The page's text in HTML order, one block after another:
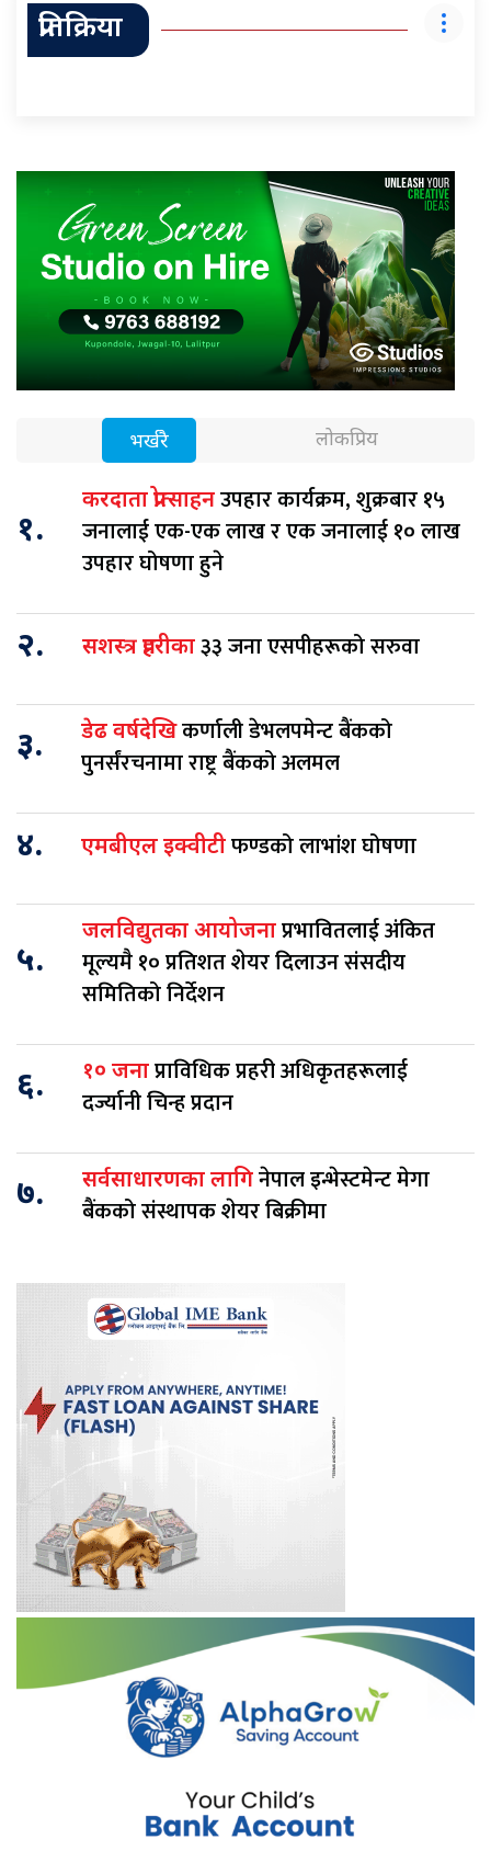
प्रतिक्रिया
भर्खरै लोकप्रिय
१.
करदाता प्रोत्साहनउपहार कार्यक्रम, शुक्रबार १५
जनालाई एक-एक लाख र एक जनालाई १० लाख
उपहार घोषणा हुने
२. सशस्त्र प्रहरीका३३ जना एसपीहरूको सरुवा
३. डेढ वर्षदेखिकर्णाली डेभलपमेन्ट बैंकको
पुनर्संरचनामा राष्ट्र बैंकको अलमल
४. एमबीएल इक्वीटीफण्डको लाभांश घोषणा
५.
जलविद्युतका आयोजनाप्रभावितलाई अंकित
मूल्यमै १० प्रतिशत शेयर दिलाउन संसदीय
समितिको निर्देशन
६. १० जनाप्राविधिक प्रहरी अधिकृतहरूलाई
दर्ज्यानी चिन्ह प्रदान
७. सर्वसाधारणका लागिनेपाल इन्भेस्टमेन्ट मेगा
बैंकको संस्थापक शेयर बिक्रीमा